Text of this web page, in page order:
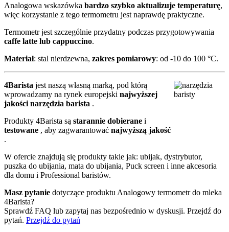
Analogowa wskazówka bardzo szybko aktualizuje temperaturę,
więc korzystanie z tego termometru jest naprawdę praktyczne.
Termometr jest szczególnie przydatny podczas przygotowywania
caffe latte lub cappuccino.
Materiał: stal nierdzewna, zakres pomiarowy: od -10 do 100 °C.
4Barista jest naszą własną marką, pod którą
wprowadzamy na rynek europejski najwyższej
jakości narzędzia barista .
Produkty 4Barista są starannie dobierane i
testowane , aby zagwarantować najwyższą jakość
.
W ofercie znajdują się produkty takie jak: ubijak, dystrybutor,
puszka do ubijania, mata do ubijania, Puck screen i inne akcesoria
dla domu i Professional baristów.
Masz pytanie dotyczące produktu Analogowy termometr do mleka
4Barista?
Sprawdź FAQ lub zapytaj nas bezpośrednio w dyskusji. Przejdź do
pytań. Przejdź do pytań